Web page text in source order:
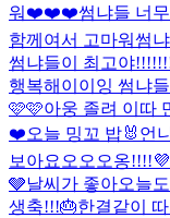
워❤️❤️❤️썸냐들 너
함께여서 고마워썸
썸냐들이 최고야
행복해이이잉 썸냐
🩷🩷아웅 졸려 이따
❤️오늘 밍꼬 밥🐰 언
보아요오오오옹
🩶날씨가 좋아오늘
생축!!!🎂한결같이